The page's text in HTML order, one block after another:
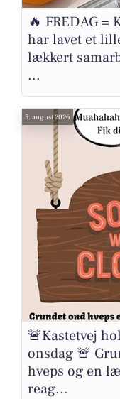
🔥 FREDAG =
har lavet et
lækkert
...
5. august 2026
🚨Kastetvej
onsdag 🚨
hveps og en
reag...